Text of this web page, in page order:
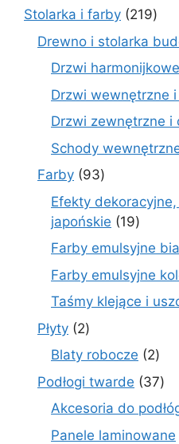
Stolarka i farby 219219
Drewno i stolarka
Drzwi
Drzwi wewnętrzne
Drzwi zewnętrzne i
Schody
Farby 9393
produkty
Efekty
japońskie
1919
Farby emulsyjne
Farby emulsyjne
Taśmy klejące i
Płyty 22
produkty
Blaty robocze 22
Podłogi twarde 3737
Akcesoria do
Panele laminowane